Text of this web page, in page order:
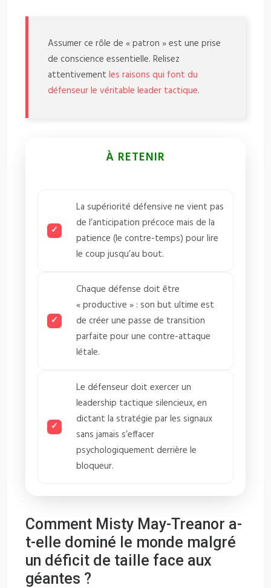
Assumer ce rôle de « patron » est une prise
de conscience essentielle. Relisez
attentivement les raisons qui font du
défenseur le véritable leader tactique.
À RETENIR
La supériorité défensive ne vient pas
de l’anticipation précoce mais de la
patience (le contre-temps) pour lire
le coup jusqu’au bout.
Chaque défense doit être
« productive » : son but ultime est
de créer une passe de transition
parfaite pour une contre-attaque
létale.
Le défenseur doit exercer un
leadership tactique silencieux, en
dictant la stratégie par les signaux
sans jamais s’effacer
psychologiquement derrière le
bloqueur.
Comment Misty May-Treanor a-
t-elle dominé le monde malgré
un déficit de taille face aux
géantes ?